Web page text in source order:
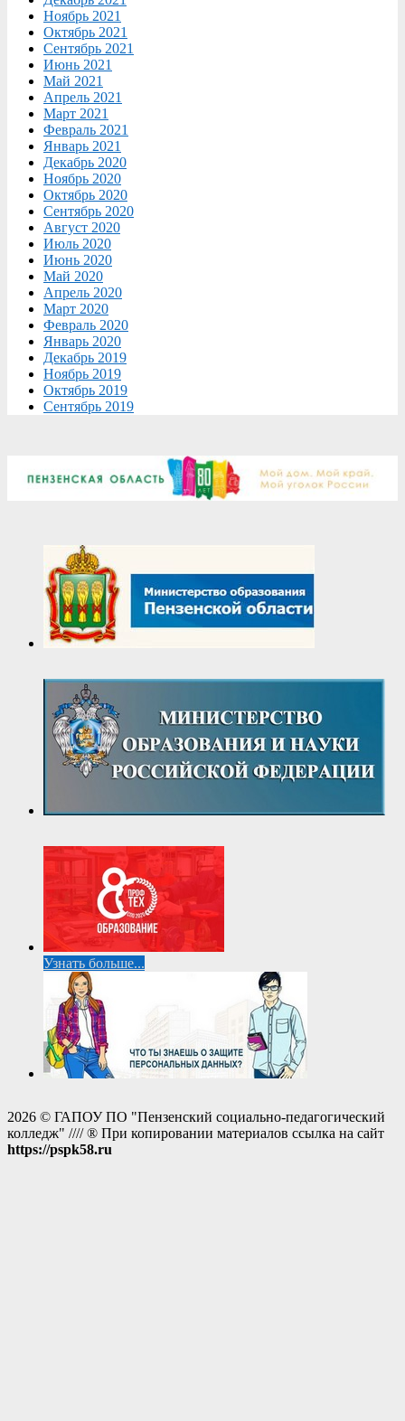
Ноябрь 2021
Октябрь 2021
Сентябрь 2021
Июнь 2021
Май 2021
Апрель 2021
Март 2021
Февраль 2021
Январь 2021
Декабрь 2020
Ноябрь 2020
Октябрь 2020
Сентябрь 2020
Август 2020
Июль 2020
Июнь 2020
Май 2020
Апрель 2020
Март 2020
Февраль 2020
Январь 2020
Декабрь 2019
Ноябрь 2019
Октябрь 2019
Сентябрь 2019
Узнать больше...
2026 © ГАПОУ ПО "Пензенский социально-педагогический
колледж" //// ® При копировании материалов ссылка на сайт
https://pspk58.ru